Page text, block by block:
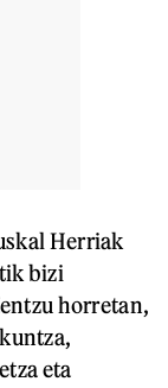
Herriak
bizi
horretan,
eta